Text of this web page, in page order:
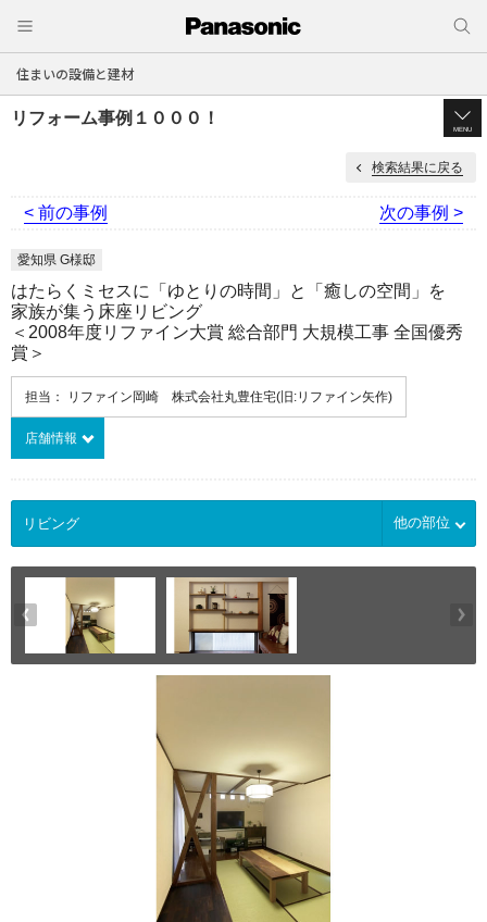
住まいの設備と建材
リフォーム事例１０００！
MENU
検索結果に戻る
< 前の事例 次の事例 >
愛知県 G様邸
はたらくミセスに「ゆとりの時間」と「癒しの空間」を
家族が集う床座リビング
＜2008年度リファイン大賞 総合部門 大規模工事 全国優秀
賞＞
担当： リファイン岡崎 株式会社丸豊住宅(旧:リファイン矢作)
店舗情報
他の部位